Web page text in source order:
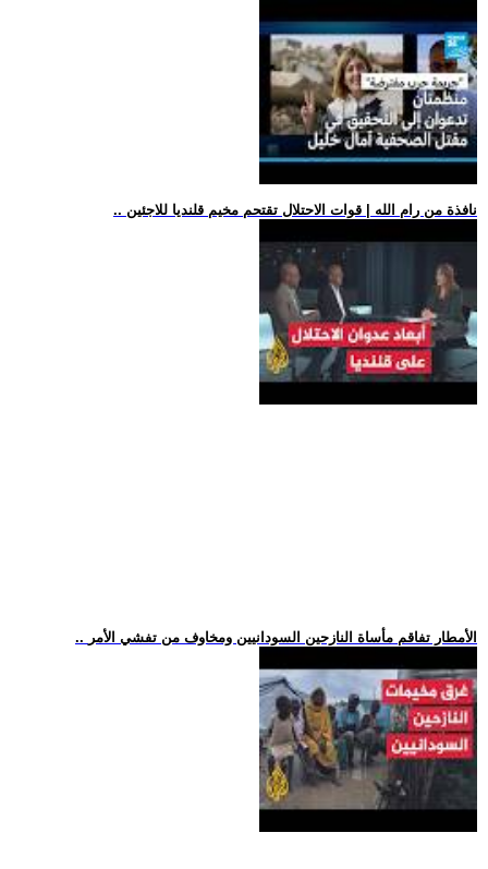
.. نافذة من رام الله | قوات الاحتلال تقتحم مخيم قلنديا للاجئين
.. الأمطار تفاقم مأساة النازحين السودانيين ومخاوف من تفشي الأمر